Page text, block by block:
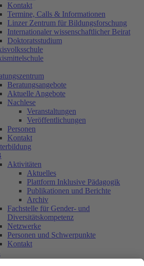
Kontakt
Termine, Calls & Informationen
Linzer Zentrum für Bildungsforschung
Internationaler wissenschaftlicher Beirat
Doktoratsstudium
Beratungsangebote
Aktuelle Angebote
Nachlese
Veranstaltungen
Veröffentlichungen
Personen
Kontakt
Aktivitäten
Aktuelles
Plattform Inklusive Pädagogik
Publikationen und Berichte
Archiv
Fachstelle für Gender- und
Diversitätskompetenz
Netzwerke
Personen und Schwerpunkte
Kontakt
Praktische Studien